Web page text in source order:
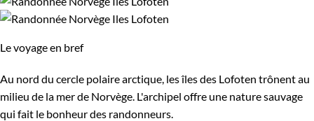
Le voyage en bref
Au nord du cercle polaire arctique, les îles des Lofoten trônent au
milieu de la mer de Norvège. L'archipel offre une nature sauvage
qui fait le bonheur des randonneurs.